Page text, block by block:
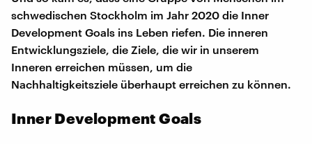
schwedischen Stockholm im Jahr 2020 die Inner
Development Goals ins Leben riefen. Die inneren
Entwicklungsziele, die Ziele, die wir in unserem
Inneren erreichen müssen, um die
Nachhaltigkeitsziele überhaupt erreichen zu können.
Inner Development Goals